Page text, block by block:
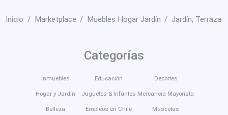
Inicio Marketplace Muebles Hogar Jardín Jardín,
Categorías
Inmuebles
Hogar y Jardín
Belleza
Educación
Juguetes & Infantes
Empleos en Chile
Deportes
Mercancía Mayorista
Mascotas